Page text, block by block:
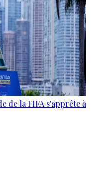
de la FIFA s'apprête à